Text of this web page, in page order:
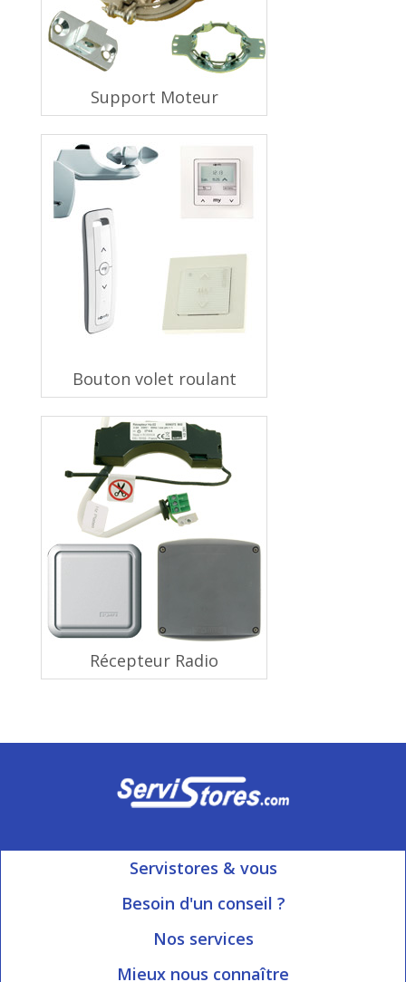
Support Moteur
Bouton volet roulant
Récepteur Radio
Servistores & vous
Mon compte
Besoin d'un conseil ?
Ouvert du Lundi au Vendredi
Nos services
Informations livraison
Mieux nous connaître